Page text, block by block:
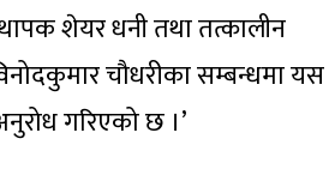
शेयर धनी तथा तत्कालीन
चौधरीका सम्बन्धमा यस
गरिएको छ ।’